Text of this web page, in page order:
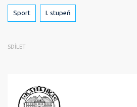
Štítky
Sport I. stupeň
SDÍLET